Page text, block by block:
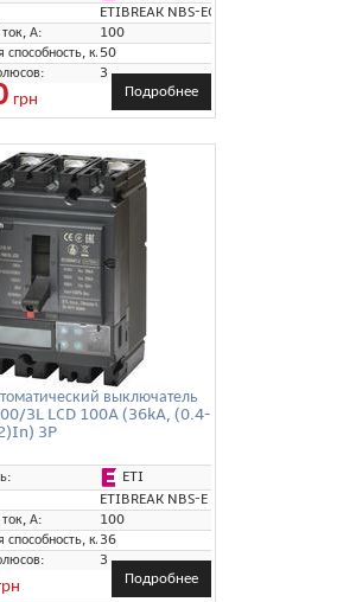
ETIBREAK NBS-EC
А:
100
кА:50
3
грн Подробнее
выключатель
3L LCD 100A (36kA, (0.4-
3P
ETI
ETIBREAK NBS-E
А:
100
кА:36
3
Подробнее